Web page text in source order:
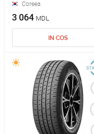
Coreea
3 064 MDL
IN COS